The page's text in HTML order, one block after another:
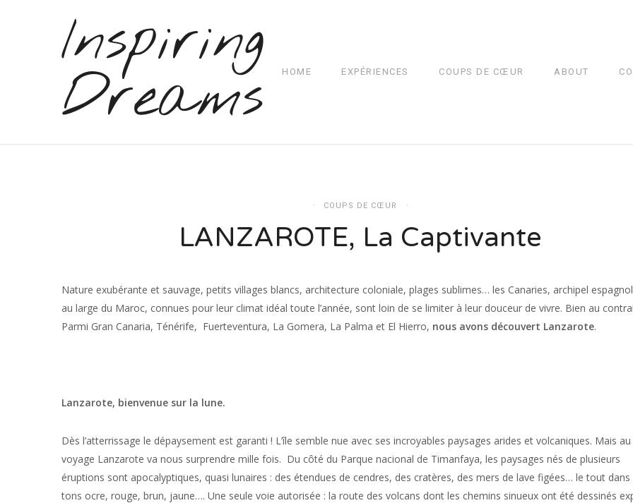
Inspiring
Dreams HOME EXPÉRIENCES COUPS DE CŒUR ABOUT
COUPS DE CŒUR
LANZAROTE, La Captivante
Nature exubérante et sauvage, petits villages blancs, architecture coloniale, plages sublimes… les Canaries, archipel
au large du Maroc, connues pour leur climat idéal toute l’année, sont loin de se limiter à leur douceur de vivre. Bien au
Parmi Gran Canaria, Ténérife, Fuerteventura, La Gomera, La Palma et El Hierro, nous avons découvert Lanzarote.
Lanzarote, bienvenue sur la lune.
Dès l’atterrissage le dépaysement est garanti ! L’île semble nue avec ses incroyables paysages arides et volcaniques. Mais
voyage Lanzarote va nous surprendre mille fois. Du côté du Parque nacional de Timanfaya, les paysages nés de plusieurs
éruptions sont apocalyptiques, quasi lunaires : des étendues de cendres, des cratères, des mers de lave figées… le tout dans
tons ocre, rouge, brun, jaune…. Une seule voie autorisée : la route des volcans dont les chemins sinueux ont été dessinés